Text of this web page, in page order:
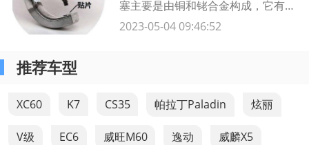
故障代码，说明可能是机械方面原因
所引起的故障如果您拆了氧传感器，
塞主要是由铜和铑合金构成，它有更
强的耐磨性和耐腐蚀性，能抵抗高温
酸碱，但它的使用寿命较短，而且价
2023-05-04 09:46:52
推荐车型
XC60 K7 CS35 帕拉丁Paladin 炫丽
V级 EC6 威旺M60 逸动 威麟X5